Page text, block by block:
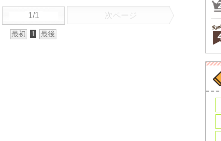
1/1 次ページ
最初 1 最後